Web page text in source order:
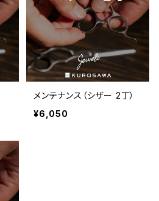
メンテナンス（シザー 2丁）
¥6,050